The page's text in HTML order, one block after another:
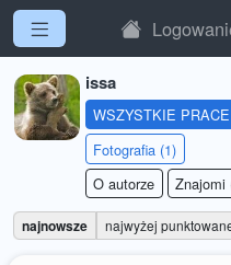
issa
WSZYSTKIE PRACE
Fotografia (1)
O autorze
Znajomi
najnowsze najwyżej